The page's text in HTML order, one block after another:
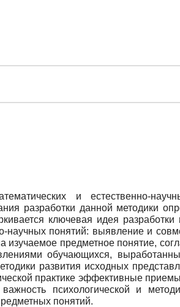
и естественно-
разработки данной методики
ключевая идея
понятий: выявление и
предметное понятие,
обучающихся,
развития исходных
практике эффективные
психологической и
понятий.